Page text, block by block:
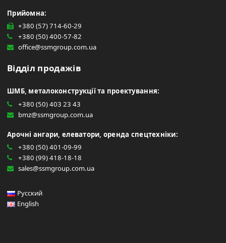
Прийомна:
+380 (57) 714-60-29
+380 (50) 400-57-82
office@ssmgroup.com.ua
Відділ продажів
ШМБ, металоконструкції та проектування:
+380 (50) 403 23 43
bmz@ssmgroup.com.ua
Арочні ангари, елеватори, оренда спецтехніки:
+380 (50) 401-09-99
+380 (99) 418-18-18
sales@ssmgroup.com.ua
Русский
English